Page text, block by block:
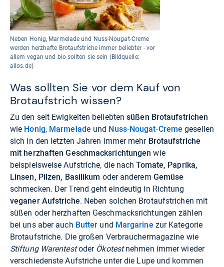
Neben Honig, Marmelade und Nuss-Nougat-Creme
werden herzhafte Brotaufstriche immer beliebter - vor
allem vegan und bio sollten sie sein (Bildquelle:
allos.de)
Was sollten Sie vor dem Kauf von
Brotaufstrich wissen?
Zu den seit Ewigkeiten beliebtensüßen Brotaufstrichen
wie Honig, Marmelade und Nuss-Nougat-Creme gesellen
sich in den letzten Jahren immer mehr Brotaufstriche
mit herzhaften Geschmacksrichtungen wie
beispielsweise Aufstriche, die nachTomate, Paprika,
Linsen, Pilzen, Basilikum oder anderem Gemüse
schmecken. Der Trend geht eindeutig in Richtung
veganer Aufstriche. Neben solchen Brotaufstrichen mit
süßen oder herzhaften Geschmacksrichtungen zählen
bei uns aber auch Butter und Margarine zur Kategorie
Brotaufstriche. Die großen Verbrauchermagazine wie
Stiftung Warentestoder Ökotestnehmen immer wieder
verschiedenste Aufstriche unter die Lupe und kommen